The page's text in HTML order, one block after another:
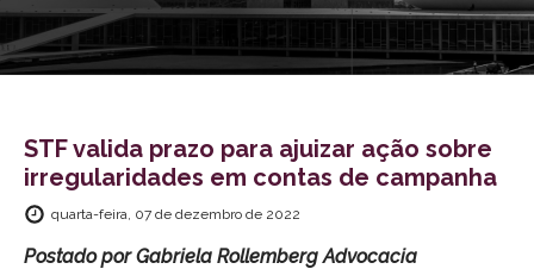
STF valida prazo para ajuizar ação sobre
irregularidades em contas de campanha
quarta-feira, 07 de dezembro de 2022
Postado porGabriela Rollemberg Advocacia